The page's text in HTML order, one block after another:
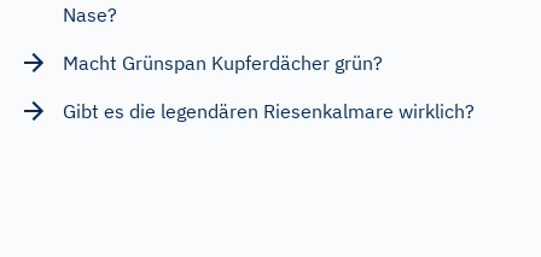
Nase?
Macht Grünspan Kupferdächer grün?
Gibt es die legendären Riesenkalmare wirklich?